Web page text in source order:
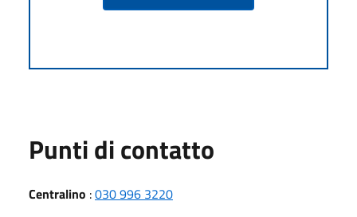
Punti di contatto
Centralino :030 996 3220